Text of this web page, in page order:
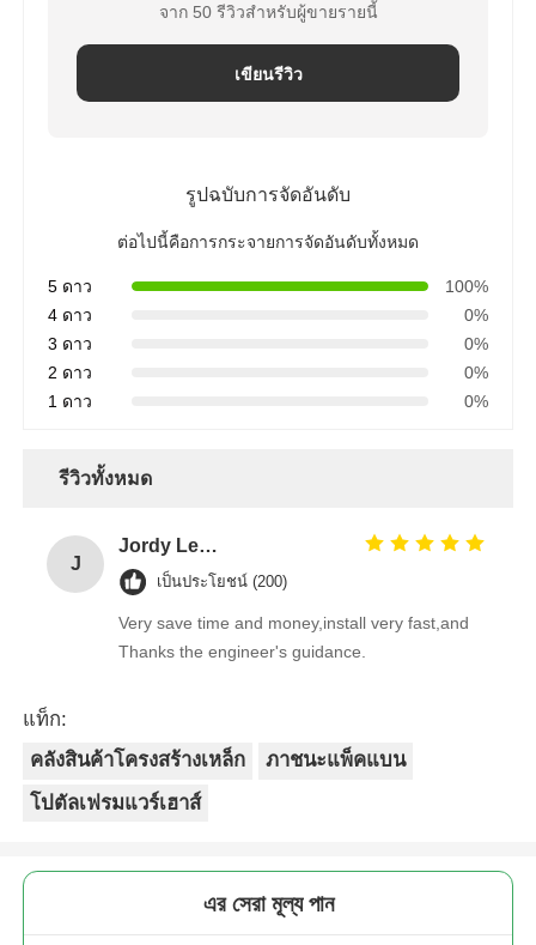
จาก 50 รีวิวสำหรับผู้ขายรายนี้
เขียนรีวิว
รูปฉบับการจัดอันดับ
ต่อไปนี้คือการกระจายการจัดอันดับทั้งหมด
5 ดาว
100%
4 ดาว
0%
3 ดาว
0%
2 ดาว
0%
1 ดาว
0%
รีวิวทั้งหมด
J
Jordy Leong
เป็นประโยชน์ (200)
Very save time and money,install very fast,and
Thanks the engineer's guidance.
แท็ก:
คลังสินค้าโครงสร้างเหล็ก
ภาชนะแพ็คแบน
โปตัลเฟรมแวร์เฮาส์
এর সেরা মূল্য পান